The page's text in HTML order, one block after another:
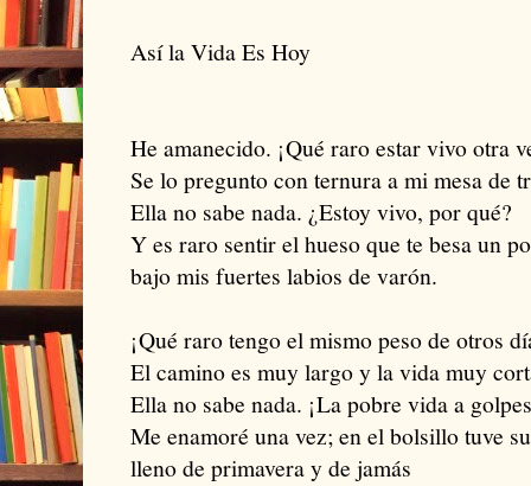
Así la Vida Es Hoy
He amanecido. ¡Qué raro estar vivo otra
Se lo pregunto con ternura a mi mesa de
Ella no sabe nada. ¿Estoy vivo, por qué?
Y es raro sentir el hueso que te besa un
bajo mis fuertes labios de varón.
¡Qué raro tengo el mismo peso de otros
El camino es muy largo y la vida muy
Ella no sabe nada. ¡La pobre vida a
Me enamoré una vez; en el bolsillo tuve
lleno de primavera y de jamás